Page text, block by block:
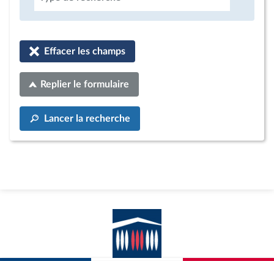
Effacer les champs
Replier le formulaire
Lancer la recherche